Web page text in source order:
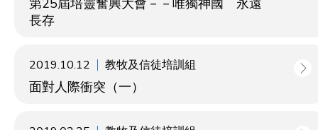
第25屆培靈奮興大會－－唯獨神國 永遠
長存
2019.10.12 教牧及信徒培訓組
面對人際衝突（一）